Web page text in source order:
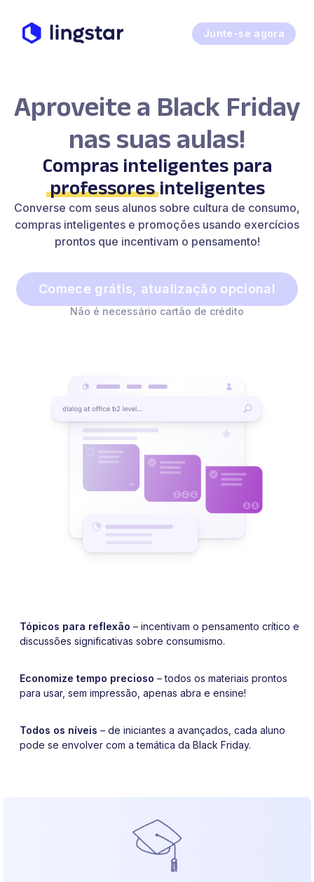
Junte-se agora
Aproveite a Black Friday
nas suas aulas!
Compras inteligentes para
professoresinteligentes
Converse com seus alunos sobre cultura de consumo,
compras inteligentes e promoções usando exercícios
prontos que incentivam o pensamento!
Comece grátis, atualização opcional
Não é necessário cartão de crédito
Tópicos para reflexão – incentivam o pensamento crítico e
discussões significativas sobre consumismo.
Economize tempo precioso – todos os materiais prontos
para usar, sem impressão, apenas abra e ensine!
Todos os níveis – de iniciantes a avançados, cada aluno
pode se envolver com a temática da Black Friday.